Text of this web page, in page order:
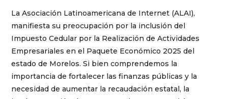
La Asociación Latinoamericana de Internet (ALAI),
manifiesta su preocupación por la inclusión del
Impuesto Cedular por la Realización de Actividades
Empresariales en el Paquete Económico 2025 del
estado de Morelos. Si bien comprendemos la
importancia de fortalecer las finanzas públicas y la
necesidad de aumentar la recaudación estatal, la